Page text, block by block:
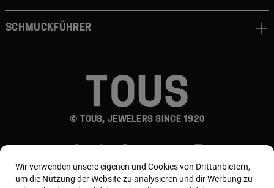
© TOUS, JEWELERS SINCE 1920
Schmuckführer
Wir verwenden unsere eigenen und Cookies von Drittanbietern,
um die Nutzung der Website zu analysieren und dir Werbung zu